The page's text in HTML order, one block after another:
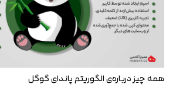
همه چیز درباره‌ی الگوریتم پاندای گوگل